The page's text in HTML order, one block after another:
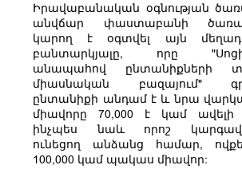
Իրավաբանական օգնության
անվճար փաստաբանի
կարող է օգտվել այն
բանտարկյալը, որը
անապահով ընտանիքների
միասնական բազայում"
ընտանիքի անդամ է և նրա
միավորը 70,000 է կամ
ինչպես նաև որոշ
ունեցող անձանց համար,
100,000 կամ պակաս միավոր: